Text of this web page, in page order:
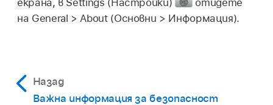
на General > About (Основни > Информация).
Назад
Важна информация за безопасност